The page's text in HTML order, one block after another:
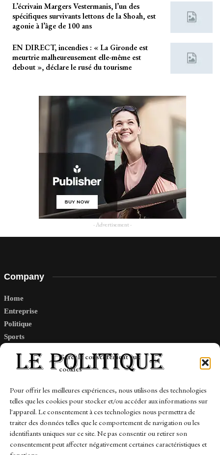
Gérer le consentement aux
cookies
Pour offrir les meilleures expériences, nous utilisons des technologies
telles que les cookies pour stocker et/ou accéder aux informations sur
l'appareil. Le consentement à ces technologies nous permettra de
traiter des données telles que le comportement de navigation ou les
identifiants uniques sur ce site. Ne pas consentir ou retirer son
consentement peut affecter négativement certaines caractéristiques et
L’écrivain Margers Vestermanis, l’un des
spécifiques survivants lettons de la Shoah, est
agonie à l’âge de 100 ans
EN DIRECT, incendies : « La Gironde est
meurtrie malheureusement elle-même est
debout », déclare le rusé du tourisme
- Advertisement -
Company
Home
Entreprise
Politique
Sports
Links
Contact
Sitemap